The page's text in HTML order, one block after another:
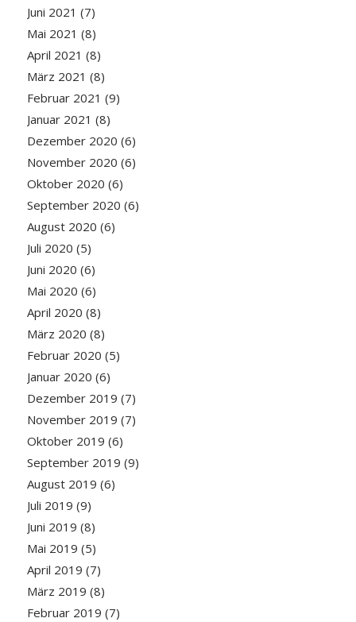
Juni 2021 (7)
Mai 2021 (8)
April 2021 (8)
März 2021 (8)
Februar 2021 (9)
Januar 2021 (8)
Dezember 2020 (6)
November 2020 (6)
Oktober 2020 (6)
September 2020 (6)
August 2020 (6)
Juli 2020 (5)
Juni 2020 (6)
Mai 2020 (6)
April 2020 (8)
März 2020 (8)
Februar 2020 (5)
Januar 2020 (6)
Dezember 2019 (7)
November 2019 (7)
Oktober 2019 (6)
September 2019 (9)
August 2019 (6)
Juli 2019 (9)
Juni 2019 (8)
Mai 2019 (5)
April 2019 (7)
März 2019 (8)
Februar 2019 (7)